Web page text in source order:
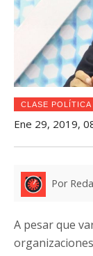
CLASE POLÍTICA
Ene 29, 2019,
Por
A pesar que